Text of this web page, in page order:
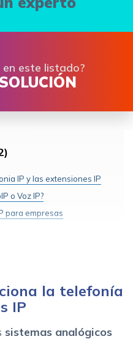
en este listado?
IP y las extensiones IP
o Voz IP?
para empresas
telefonia analogicala telefonía
IP
sistemas analógicos